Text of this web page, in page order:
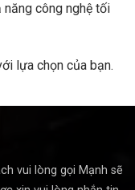
công nghệ tối
lựa chọn của bạn.
vui lòng gọi Mạnh sẽ